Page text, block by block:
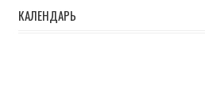
КАЛЕНДАРЬ